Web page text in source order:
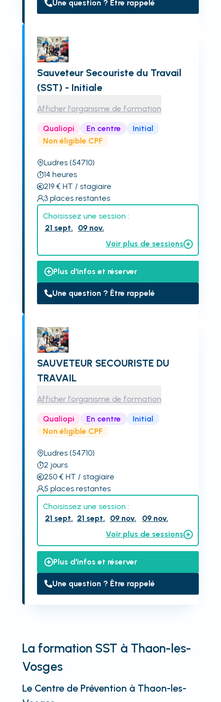
Une question ? Être rappelé
Sauveteur Secouriste du Travail
(SST) - Initiale
Afficher l'organisme de formation
Qualiopi En centre
Initial
Non éligible CPF
Ludres (54710)
14 heures
219€ HT / stagiaire
3 places restantes
Choisissez une session :
21 sept.
09 nov.
Voir plus de sessions
Plus d'infos et réserver
Une question ? Être rappelé
SAUVETEUR SECOURISTE DU
TRAVAIL
Afficher l'organisme de formation
Qualiopi En centre
Initial
Non éligible CPF
Ludres (54710)
2 jours
250€ HT / stagiaire
5 places restantes
Choisissez une session :
21 sept. 21 sept. 09 nov.
09 nov.
Voir plus de sessions
Plus d'infos et réserver
Une question ? Être rappelé
La formation SST à Thaon-les-
Vosges
Le Centre de Prévention à Thaon-les-